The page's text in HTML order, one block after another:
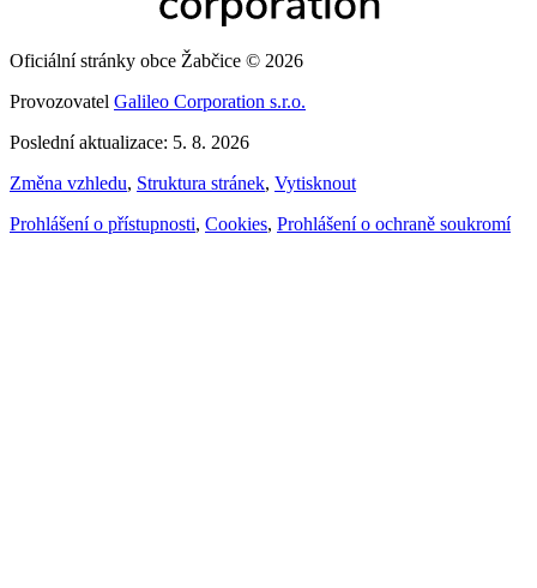
Oficiální stránky obce Žabčice © 2026
Provozovatel Galileo Corporation s.r.o.
Poslední aktualizace: 5. 8. 2026
Změna vzhledu, Struktura stránek, Vytisknout
Prohlášení o přístupnosti, Cookies, Prohlášení o ochraně soukromí